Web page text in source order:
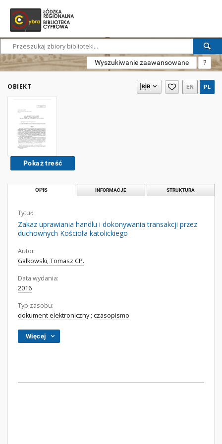
Wyszukiwanie zaawansowane ?
OBIEKT EN PL
Pokaż treść
OPIS INFORMACJE STRUKTURA
Tytuł:
Zakaz uprawiania handlu i dokonywania transakcji przez
duchownych Kościoła katolickiego
Autor:
Gałkowski, Tomasz CP.
Data wydania:
2016
Typ zasobu:
dokument elektroniczny; czasopismo
Więcej